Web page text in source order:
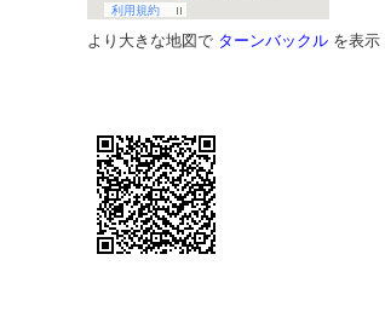
より大きな地図で ターンバックル を表示